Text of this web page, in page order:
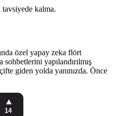
kalma.
özel yapay zeka flört
sohbetlerini yapılandırılmış
giden yolda yanınızda. Önce